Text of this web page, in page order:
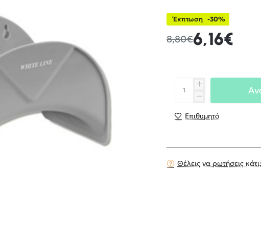
Έκπτωση -30%
6,16€
8,80€
Επιθυμητό
Θέλεις να ρωτήσεις